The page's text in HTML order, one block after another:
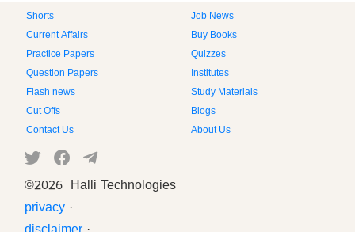
Shorts
Job News
Current Affairs
Buy Books
Practice Papers
Quizzes
Question Papers
Institutes
Flash news
Study Materials
Cut Offs
Blogs
Contact Us
About Us
©2026 Halli Technologies
privacy ·